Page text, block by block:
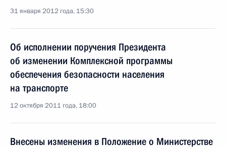
31 января 2012 года, 15:30
Об исполнении поручения Президента
об изменении Комплексной программы
обеспечения безопасности населения
на транспорте
12 октября 2011 года, 18:00
Внесены изменения в Положение о Министерстве